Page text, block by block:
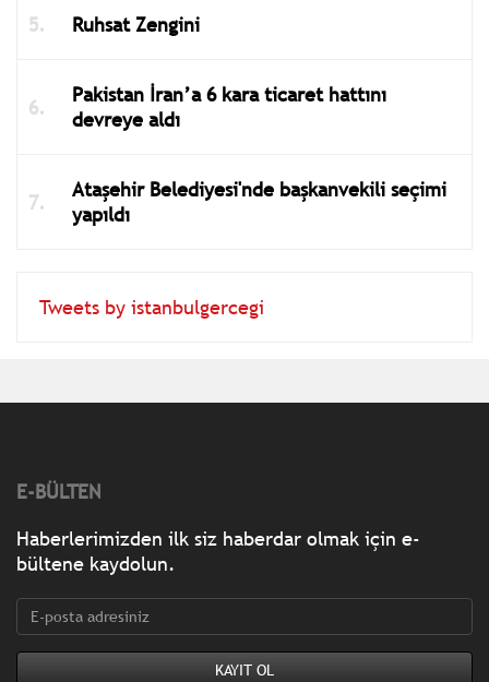
Ruhsat Zengini
Pakistan İran’a 6 kara ticaret hattını
devreye aldı
Ataşehir Belediyesi'nde başkanvekili seçimi
yapıldı
Tweets by istanbulgercegi
E-BÜLTEN
Haberlerimizden ilk siz haberdar olmak için e-
bültene kaydolun.